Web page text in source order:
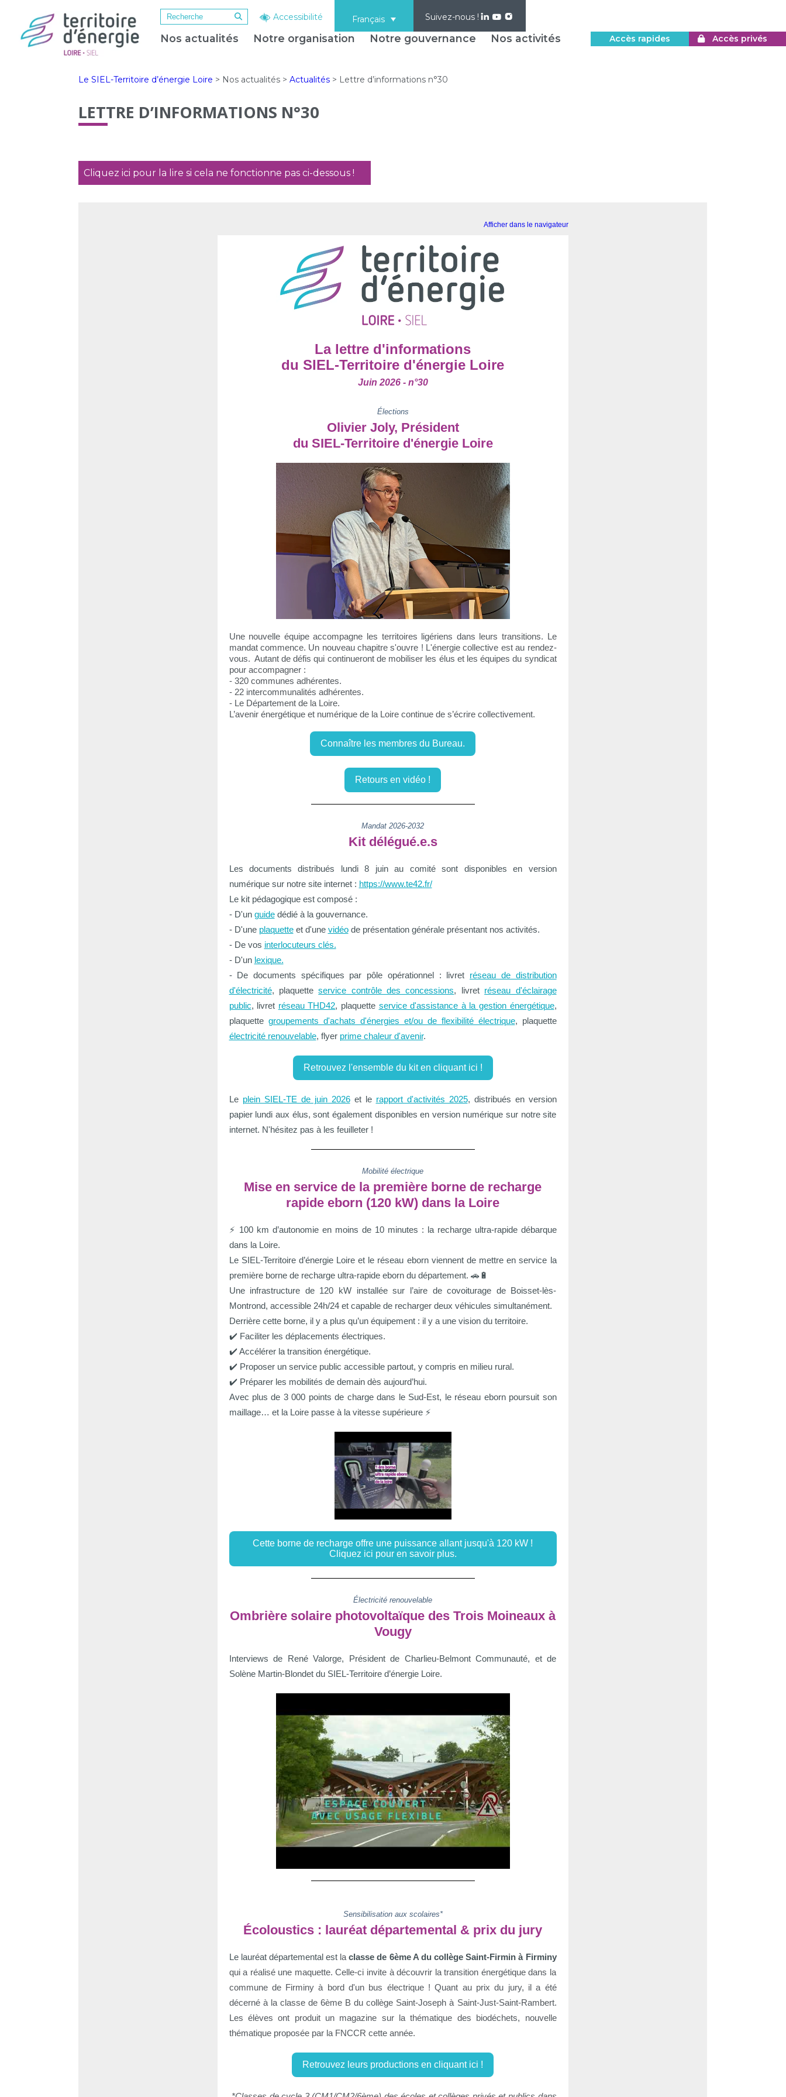
Accessibilité Français Suivez-nous !
Nos actualités Notre organisation Notre gouvernance Nos activités Accès rapides Accès privés
Le SIEL-Territoire d’énergie Loire > Nos actualités >Actualités > Lettre d’informations n°30
LETTRE D’INFORMATIONS N°30
Cliquez ici pour la lire si cela ne fonctionne pas ci-dessous !